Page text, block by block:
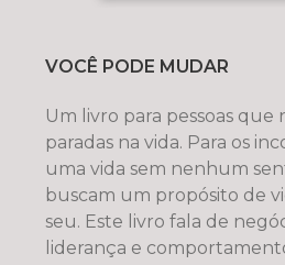
VOCÊ PODE MUDAR
Um livro para pessoas
paradas na vida. Para os
uma vida sem nenhum
buscam um propósito de
seu. Este livro fala de
liderança e